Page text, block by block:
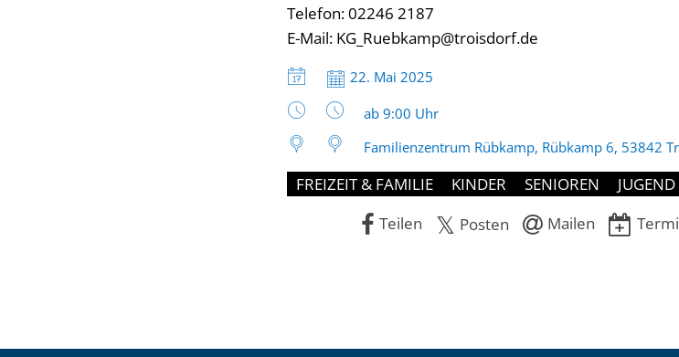
Telefon: 02246 2187
E-Mail: KG_Ruebkamp@troisdorf.de
Datum:
22. Mai 2025
Uhrzeit:
ab 9:00 Uhr
Familienzentrum Rübkamp, Rübkamp 6, 53842
FREIZEIT & FAMILIE KINDER SENIOREN JUGEND
Teilen
Posten Mailen